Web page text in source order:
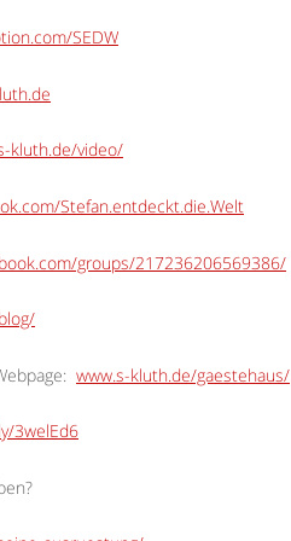
SEDW
kluth.de/video/
Stefan.entdeckt.die.Welt
groups/217236206569386/
www.s-kluth.de/gaestehaus/
3welEd6